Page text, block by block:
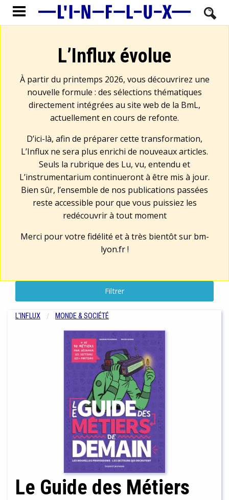
L’Influx évolue
À partir du printemps 2026, vous découvrirez une
nouvelle formule : des sélections thématiques
directement intégrées au site web de la BmL,
actuellement en cours de refonte.
D’ici-là, afin de préparer cette transformation,
L’Influx ne sera plus enrichi de nouveaux articles.
Seuls la rubrique des Lu, vu, entendu et
L’instrumentarium continueront à être mis à jour.
Bien sûr, l’ensemble de nos publications passées
reste accessible pour que vous puissiez les
redécouvrir à tout moment
Merci pour votre fidélité et à très bientôt sur bm-
lyon.fr!
Filtrer
L'INFLUX MONDE & SOCIÉTÉ
Le Guide des Métiers